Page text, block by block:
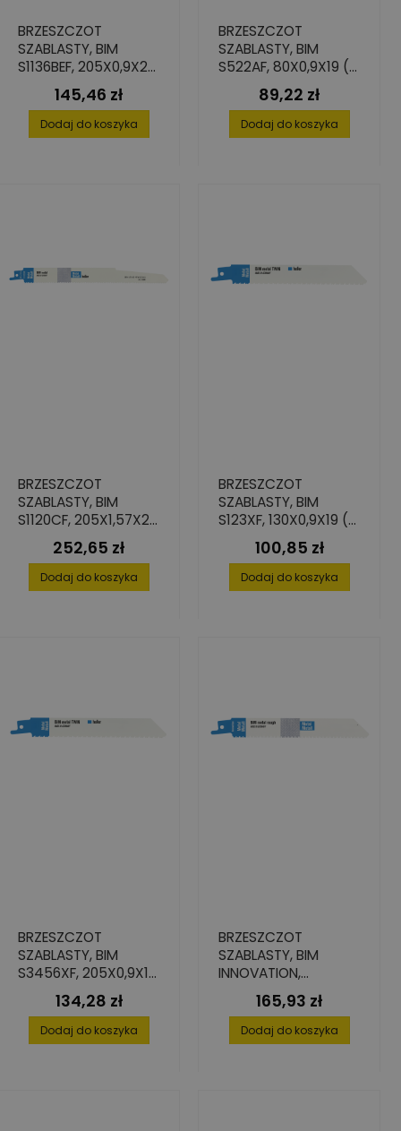
BRZESZCZOT
SZABLASTY, BIM
S1136BEF, 205X0,9X25
(5 SZT.)Cena
145,46 zł
Dodaj do koszyka
BRZESZCZOT
SZABLASTY, BIM
S522AF, 80X0,9X19 (5
Cena
89,22 zł
Dodaj do koszyka
BRZESZCZOT
SZABLASTY, BIM
S1120CF, 205X1,57X22
(5 SZT.)Cena
252,65 zł
Dodaj do koszyka
BRZESZCZOT
SZABLASTY, BIM
S123XF, 130X0,9X19 (5
Cena
100,85 zł
Dodaj do koszyka
BRZESZCZOT
SZABLASTY, BIM
S3456XF, 205X0,9X19
(5 SZT.)Cena
134,28 zł
Dodaj do koszyka
BRZESZCZOT
SZABLASTY, BIM
INNOVATION,
130X0,9X19 (5 SZT.)
Cena
165,93 zł
Dodaj do koszyka